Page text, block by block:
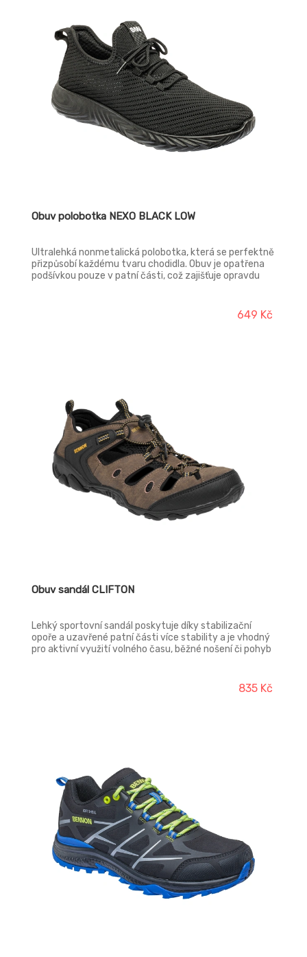
Obuv polobotka NEXO BLACK LOW
Ultralehká nonmetalická polobotka, která se perfektně
přizpůsobí každému tvaru chodidla. Obuv je opatřena
podšívkou pouze v patní části, což zajišťuje opravdu
vnitřním i venkovním prostředí. Svršek: textilie MESH
3D knit Podšívka: bez podšívky Stélka: Soft foam – HI-
649 Kč
Obuv sandál CLIFTON
Lehký sportovní sandál poskytuje díky stabilizační
opoře a uzavřené patní části více stability a je vhodný
pro aktivní využití volného času, běžné nošení či pohyb
835 Kč